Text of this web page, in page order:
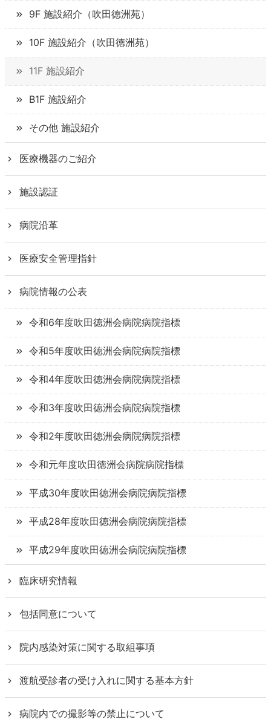
9F 施設紹介（吹田徳洲苑）
10F 施設紹介（吹田徳洲苑）
11F 施設紹介
B1F 施設紹介
その他 施設紹介
医療機器のご紹介
施設認証
病院沿革
医療安全管理指針
病院情報の公表
令和6年度吹田徳洲会病院病院指標
令和5年度吹田徳洲会病院病院指標
令和4年度吹田徳洲会病院病院指標
令和3年度吹田徳洲会病院病院指標
令和2年度吹田徳洲会病院病院指標
令和元年度吹田徳洲会病院病院指標
平成30年度吹田徳洲会病院病院指標
平成28年度吹田徳洲会病院病院指標
平成29年度吹田徳洲会病院病院指標
臨床研究情報
包括同意について
院内感染対策に関する取組事項
渡航受診者の受け入れに関する基本方針
病院内での撮影等の禁止について